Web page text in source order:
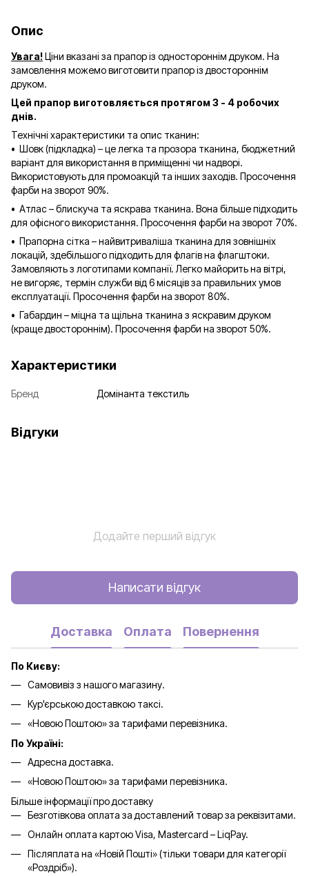
Опис
Увага!Ціни вказані за прапор із одностороннім друком. На
замовлення можемо виготовити прапор із двостороннім
друком.
Цей прапор виготовляється протягом 3 - 4 робочих
днів.
Технічні характеристики та опис тканин:
• Шовк (підкладка) – це легка та прозора тканина, бюджетний
варіант для використання в приміщенні чи надворі.
Використовують для промоакцій та інших заходів. Просочення
фарби на зворот 90%.
• Атлас – блискуча та яскрава тканина. Вона більше підходить
для офісного використання. Просочення фарби на зворот 70%.
• Прапорна сітка – найвитриваліша тканина для зовнішніх
локацій, здебільшого підходить для флагів на флагштоки.
Замовляють з логотипами компанії. Легко майорить на вітрі,
не вигоряє, термін служби від 6 місяців за правильних умов
експлуатації. Просочення фарби на зворот 80%.
• Габардин – міцна та щільна тканина з яскравим друком
(краще двостороннім). Просочення фарби на зворот 50%.
Характеристики
Бренд Домінанта текстиль
Відгуки
Додайте перший відгук
Написати відгук
Доставка Оплата Повернення
По Києву:
Самовивіз з нашого магазину.
Кур'єрською доставкою таксі.
«Новою Поштою» за тарифами перевізника.
По Україні:
Адресна доставка.
«Новою Поштою» за тарифами перевізника.
Більше інформації про доставку
Безготівкова оплата за доставлений товар за реквізитами.
Онлайн оплата картою Visa, Mastercard – LiqPay.
Післяплата на «Новій Пошті» (тільки товари для категорії
«Роздріб»).